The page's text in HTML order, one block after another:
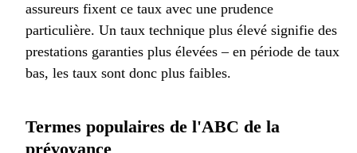
assureurs fixent ce taux avec une prudence
particulière. Un taux technique plus élevé signifie des
prestations garanties plus élevées – en période de taux
bas, les taux sont donc plus faibles.
Termes populaires de l'ABC de la
prévoyance